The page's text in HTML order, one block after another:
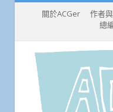
關於ACGer 作者
總